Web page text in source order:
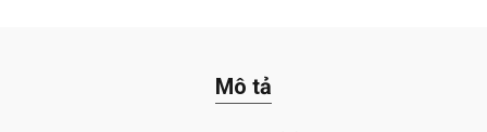
Mô tả